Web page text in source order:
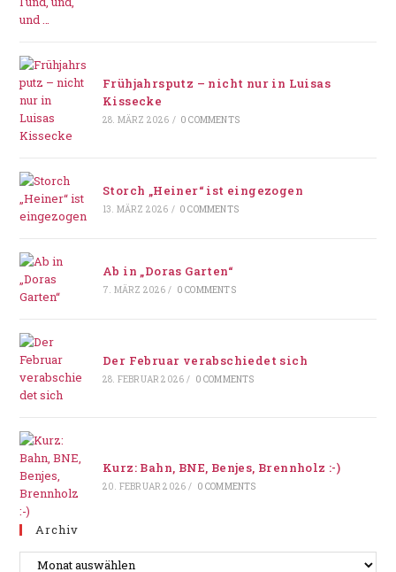
Frühjahrsputz – nicht nur in Luisas
Kissecke
28. MÄRZ 2026 / 0 COMMENTS
Storch „Heiner“ ist eingezogen
13. MÄRZ 2026 / 0 COMMENTS
Ab in „Doras Garten“
7. MÄRZ 2026 / 0 COMMENTS
Der Februar verabschiedet sich
28. FEBRUAR 2026 / 0 COMMENTS
Kurz: Bahn, BNE, Benjes, Brennholz :-)
20. FEBRUAR 2026 / 0 COMMENTS
Archiv